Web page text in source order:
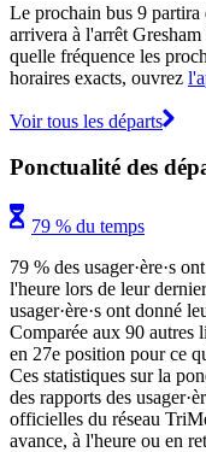
Le prochain bus 9
arrivera à l'arrêt
quelle fréquence les
horaires exacts, ouvrez
Voir tous les départs
Ponctualité des
79 % du temps
79 % des usager·ère·s
l'heure lors de leur
usager·ère·s ont donné
Comparée aux 90 autres
en 27e position pour ce
Ces statistiques sur la
des rapports des
officielles du réseau
avance, à l'heure ou en